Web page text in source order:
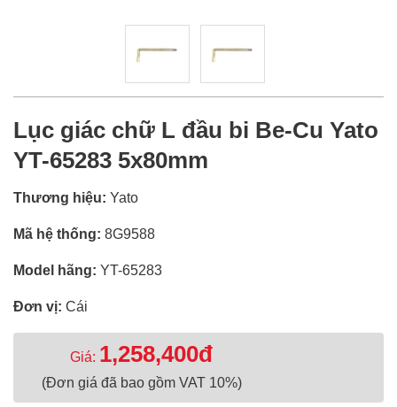
Lục giác chữ L đầu bi Be-Cu Yato
YT-65283 5x80mm
Thương hiệu: Yato
Mã hệ thống: 8G9588
Model hãng: YT-65283
Đơn vị: Cái
Giá: 1,258,400đ
(Đơn giá đã bao gồm VAT 10%)